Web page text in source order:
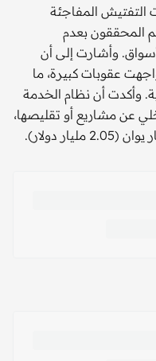
التفتيش المفاجئة
المحققون بعدم
وأشارت إلى أن
عقوبات كبيرة، ما
وأكدت أن نظام الخدمة
عن مشاريع أو تقليصها،